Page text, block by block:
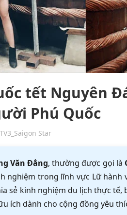
tết Nguyên
Phú Quốc
Star
Văn Đẳng, thường được gọi là
nghiệm trong lĩnh vực Lữ
sẻ kinh nghiệm du lịch thực
ích dành cho cộng đồng yêu